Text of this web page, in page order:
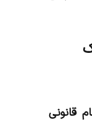
قانونی